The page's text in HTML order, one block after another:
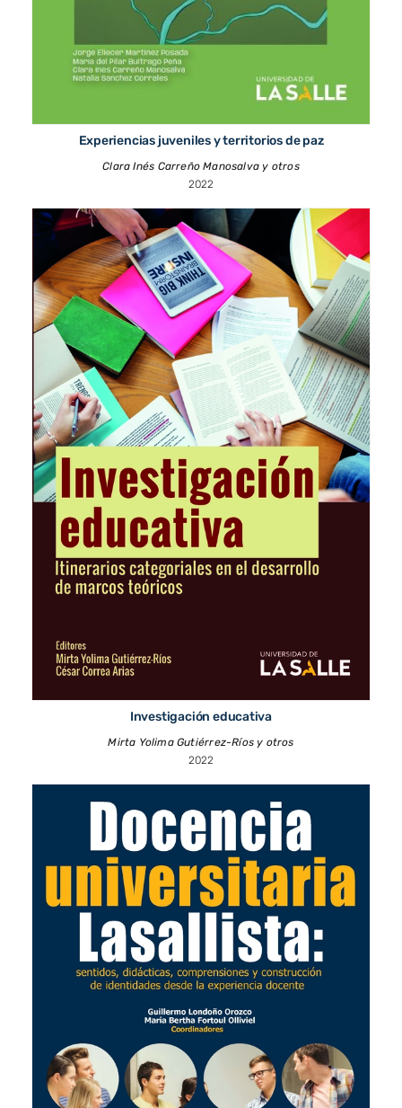
Experiencias juveniles y territorios de paz
Clara Inés Carreño Manosalva y otros
2022
Investigación educativa
Mirta Yolima Gutiérrez-Ríos y otros
2022